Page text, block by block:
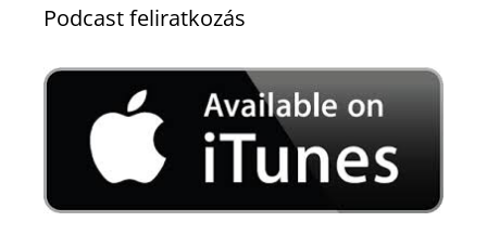
Podcast feliratkozás